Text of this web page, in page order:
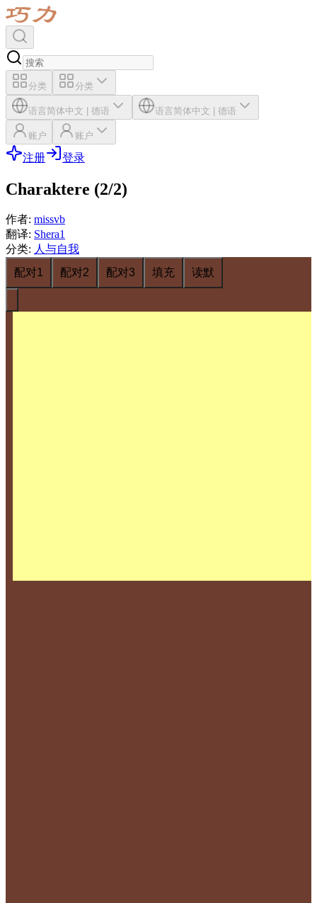
分类 分类
语言简体中文 | 德语 语言简体中文 | 德语
账户 账户
注册 登录
Charaktere (2/2)
作者: missvb
翻译: Shera1
分类: 人与自我
配对1
配对2 配对3 填充 读默